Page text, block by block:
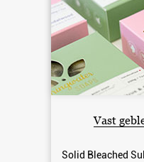
Vast
Solid Bleached